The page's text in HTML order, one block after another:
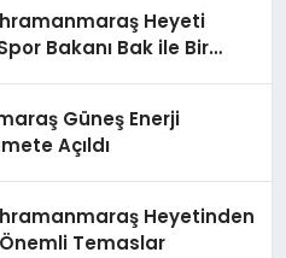
Heyeti
Bakanı Bak ile Bir
Güneş Enerji
Açıldı
Heyetinden
Temaslar